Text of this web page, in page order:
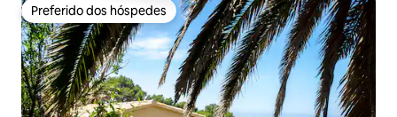
Preferido dos hóspedes
Preferido dos hóspedes